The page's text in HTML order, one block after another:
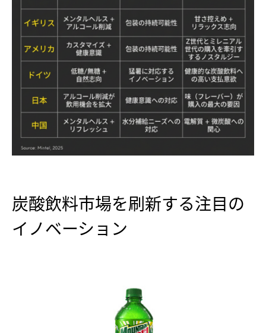
炭酸飲料市場を刷新する注目の
イノベーション